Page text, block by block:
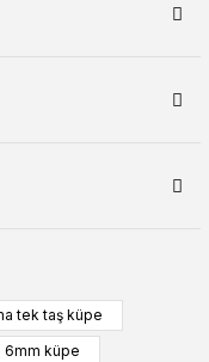
tek taş küpe
6mm küpe